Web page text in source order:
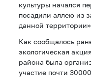
культуры начался
посадили аллею из
данной
Как сообщалось
экологическая
района была
участие почти